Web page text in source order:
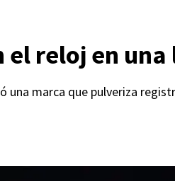
reloj en
marca que pulveriza